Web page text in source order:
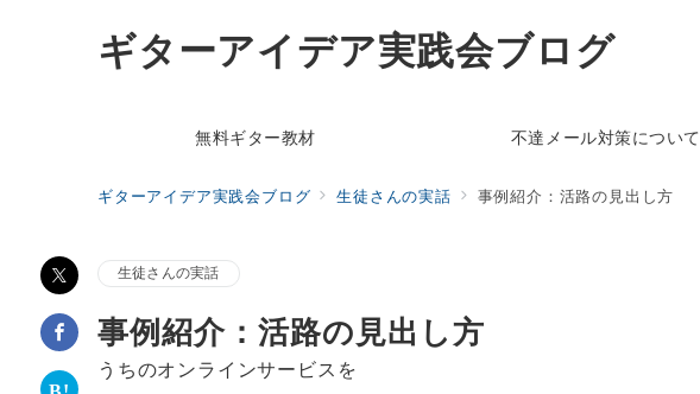
ギターアイデア実践会ブログ
無料ギター教材 不達メール対策について
ギターアイデア実践会ブログ 生徒さんの実話 事例紹介：活路の見出し方
生徒さんの実話
事例紹介：活路の見出し方
うちのオンラインサービスを